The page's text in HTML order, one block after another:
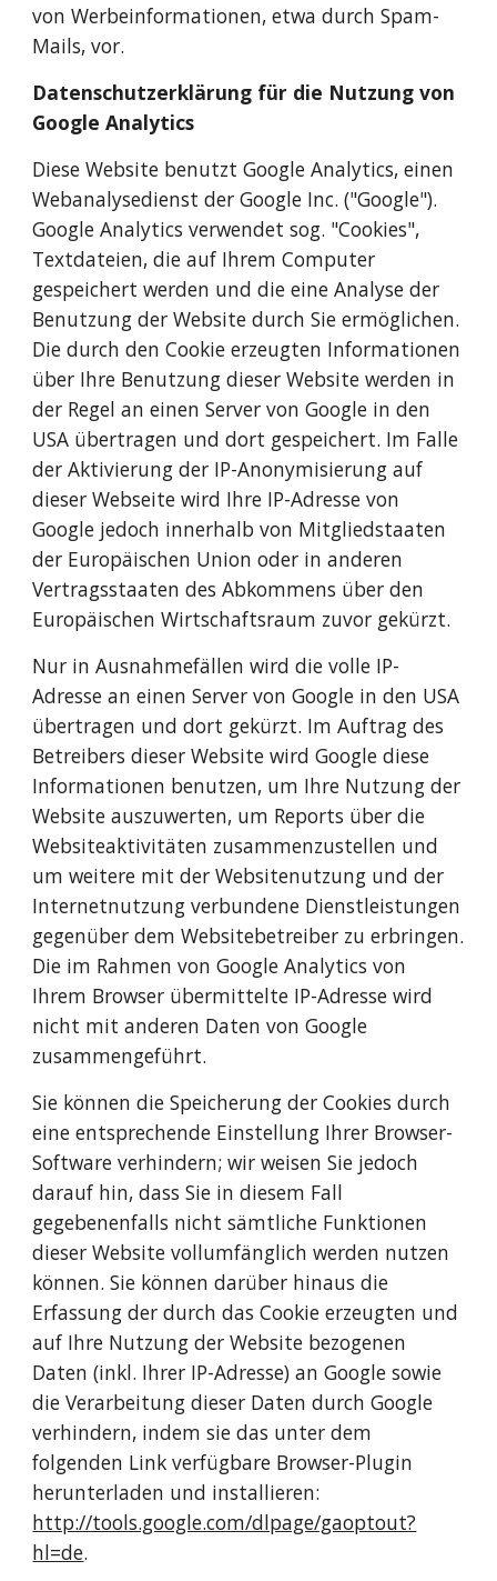
von Werbeinformationen, etwa durch Spam-
Mails, vor.
Datenschutzerklärung für die Nutzung von
Google Analytics
Diese Website benutzt Google Analytics, einen
Webanalysedienst der Google Inc. ("Google").
Google Analytics verwendet sog. "Cookies",
Textdateien, die auf Ihrem Computer
gespeichert werden und die eine Analyse der
Benutzung der Website durch Sie ermöglichen.
Die durch den Cookie erzeugten Informationen
über Ihre Benutzung dieser Website werden in
der Regel an einen Server von Google in den
USA übertragen und dort gespeichert. Im Falle
der Aktivierung der IP-Anonymisierung auf
dieser Webseite wird Ihre IP-Adresse von
Google jedoch innerhalb von Mitgliedstaaten
der Europäischen Union oder in anderen
Vertragsstaaten des Abkommens über den
Europäischen Wirtschaftsraum zuvor gekürzt.
Nur in Ausnahmefällen wird die volle IP-
Adresse an einen Server von Google in den USA
übertragen und dort gekürzt. Im Auftrag des
Betreibers dieser Website wird Google diese
Informationen benutzen, um Ihre Nutzung der
Website auszuwerten, um Reports über die
Websiteaktivitäten zusammenzustellen und
um weitere mit der Websitenutzung und der
Internetnutzung verbundene Dienstleistungen
gegenüber dem Websitebetreiber zu erbringen.
Die im Rahmen von Google Analytics von
Ihrem Browser übermittelte IP-Adresse wird
nicht mit anderen Daten von Google
zusammengeführt.
Sie können die Speicherung der Cookies durch
eine entsprechende Einstellung Ihrer Browser-
Software verhindern; wir weisen Sie jedoch
darauf hin, dass Sie in diesem Fall
gegebenenfalls nicht sämtliche Funktionen
dieser Website vollumfänglich werden nutzen
können. Sie können darüber hinaus die
Erfassung der durch das Cookie erzeugten und
auf Ihre Nutzung der Website bezogenen
Daten (inkl. Ihrer IP-Adresse) an Google sowie
die Verarbeitung dieser Daten durch Google
verhindern, indem sie das unter dem
folgenden Link verfügbare Browser-Plugin
http://tools.google.com/dlpage/gaoptout?
hl=de.